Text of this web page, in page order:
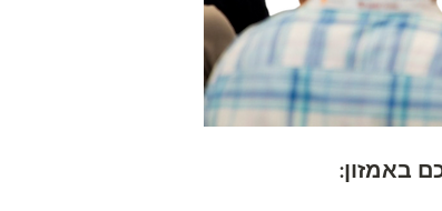
באמזון: